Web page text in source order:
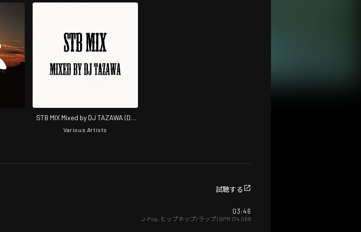
STB MIX Mixed by DJ TAZAWA (DJ
MIX)
Various Artists
試聴する
03:46
J-Pop ヒップホップ/ラップ| BPM 174.088